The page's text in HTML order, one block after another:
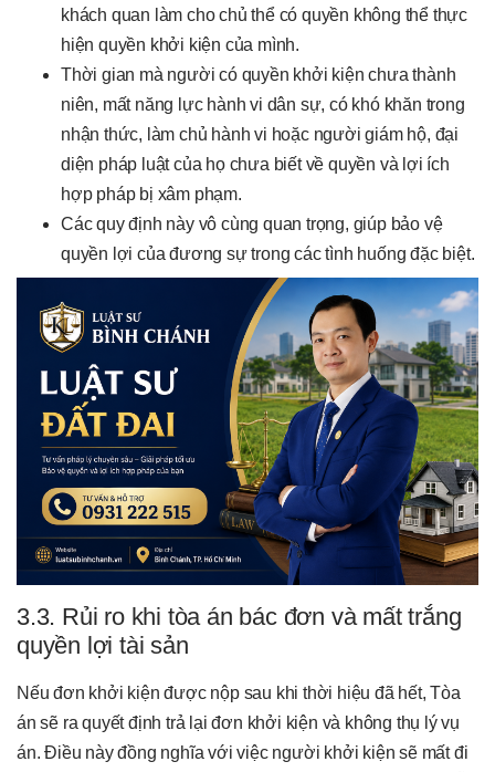
khách quan làm cho chủ thể có quyền không thể thực
hiện quyền khởi kiện của mình.
Thời gian mà người có quyền khởi kiện chưa thành
niên, mất năng lực hành vi dân sự, có khó khăn trong
nhận thức, làm chủ hành vi hoặc người giám hộ, đại
diện pháp luật của họ chưa biết về quyền và lợi ích
hợp pháp bị xâm phạm.
Các quy định này vô cùng quan trọng, giúp bảo vệ
quyền lợi của đương sự trong các tình huống đặc biệt.
3.3. Rủi ro khi tòa án bác đơn và mất trắng
quyền lợi tài sản
Nếu đơn khởi kiện được nộp sau khi thời hiệu đã hết, Tòa
án sẽ ra quyết định trả lại đơn khởi kiện và không thụ lý vụ
án. Điều này đồng nghĩa với việc người khởi kiện sẽ mất đi